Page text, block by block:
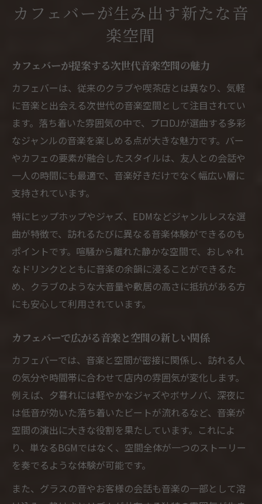
カフェバーが生み出す新たな音
楽空間
カフェバーが提案する次世代音楽空間の魅力
カフェバーは、従来のクラブや喫茶店とは異なり、気軽
に音楽と出会える次世代の音楽空間として注目されてい
ます。落ち着いた雰囲気の中で、プロDJが選曲する多彩
なジャンルの音楽を楽しめる点が大きな魅力です。バー
やカフェの要素が融合したスタイルは、友人との会話や
一人の時間にも最適で、音楽好きだけでなく幅広い層に
支持されています。
特にヒップホップやジャズ、EDMなどジャンルレスな選
曲が特徴で、訪れるたびに異なる音楽体験ができるのも
ポイントです。喧騒から離れた静かな空間で、おしゃれ
なドリンクとともに音楽の余韻に浸ることができるた
め、クラブのような大音量や敷居の高さに抵抗がある方
にも安心して利用されています。
カフェバーで広がる音楽と空間の新しい関係
カフェバーでは、音楽と空間が密接に関係し、訪れる人
の気分や時間帯に合わせて店内の雰囲気が変化します。
例えば、夕暮れには軽やかなジャズやボサノバ、深夜に
は低音が効いた落ち着いたビートが流れるなど、音楽が
空間の演出に大きな役割を果たしています。これによ
り、単なるBGMではなく、空間全体が一つのストーリー
を奏でるような体験が可能です。
また、グラスの音やお客様の会話も音楽の一部として溶